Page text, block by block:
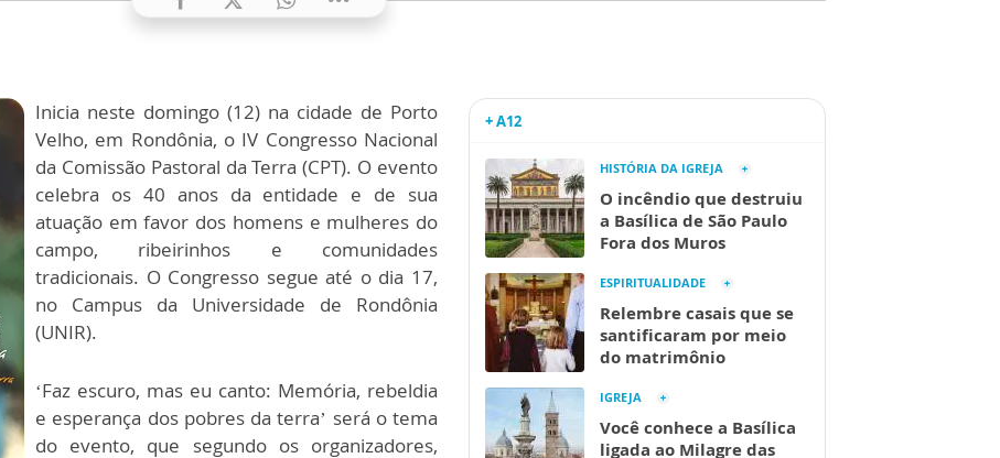
Inicia neste domingo (12) na cidade de Porto
Velho, em Rondônia, o IV Congresso Nacional
da Comissão Pastoral da Terra (CPT). O evento
celebra os 40 anos da entidade e de sua
atuação em favor dos homens e mulheres do
campo, ribeirinhos e comunidades
tradicionais. O Congresso segue até o dia 17,
no Campus da Universidade de Rondônia
(UNIR).
‘Faz escuro, mas eu canto: Memória, rebeldia
e esperança dos pobres da terra’ será o tema
do evento, que segundo os organizadores,
+ A12
HISTÓRIA DA IGREJA
O incêndio que destruiu
a Basílica de São Paulo
Fora dos Muros
ESPIRITUALIDADE
Relembre casais que se
santificaram por meio
do matrimônio
IGREJA
Você conhece a Basílica
ligada ao Milagre das